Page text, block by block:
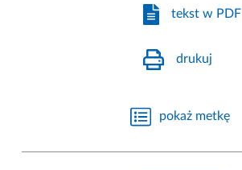
tekst w PDF
drukuj
pokaż metkę